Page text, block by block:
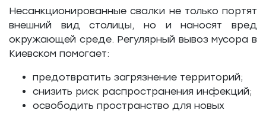
Несанкционированные свалки не только портят
внешний вид столицы, но и наносят вред
окружающей среде. Регулярный вывоз мусора в
Киевском помогает:
предотвратить загрязнение территорий;
снизить риск распространения инфекций;
освободить пространство для новых